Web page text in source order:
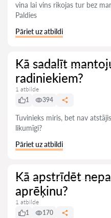
vina lai vins rikojas tur bez
Paldies
Pāriet uz atbildi
Kā sadalīt
radiniekiem?
1 atbilde
1
394
Tuvinieks miris, bet nav
likumīgi?
Pāriet uz atbildi
Kā apstrīdēt
aprēķinu?
1 atbilde
1
170